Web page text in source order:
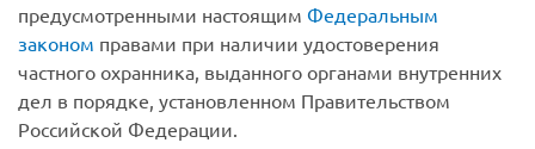
предусмотренными настоящим Федеральным
законом правами при наличии удостоверения
частного охранника, выданного органами внутренних
дел в порядке, установленном Правительством
Российской Федерации.